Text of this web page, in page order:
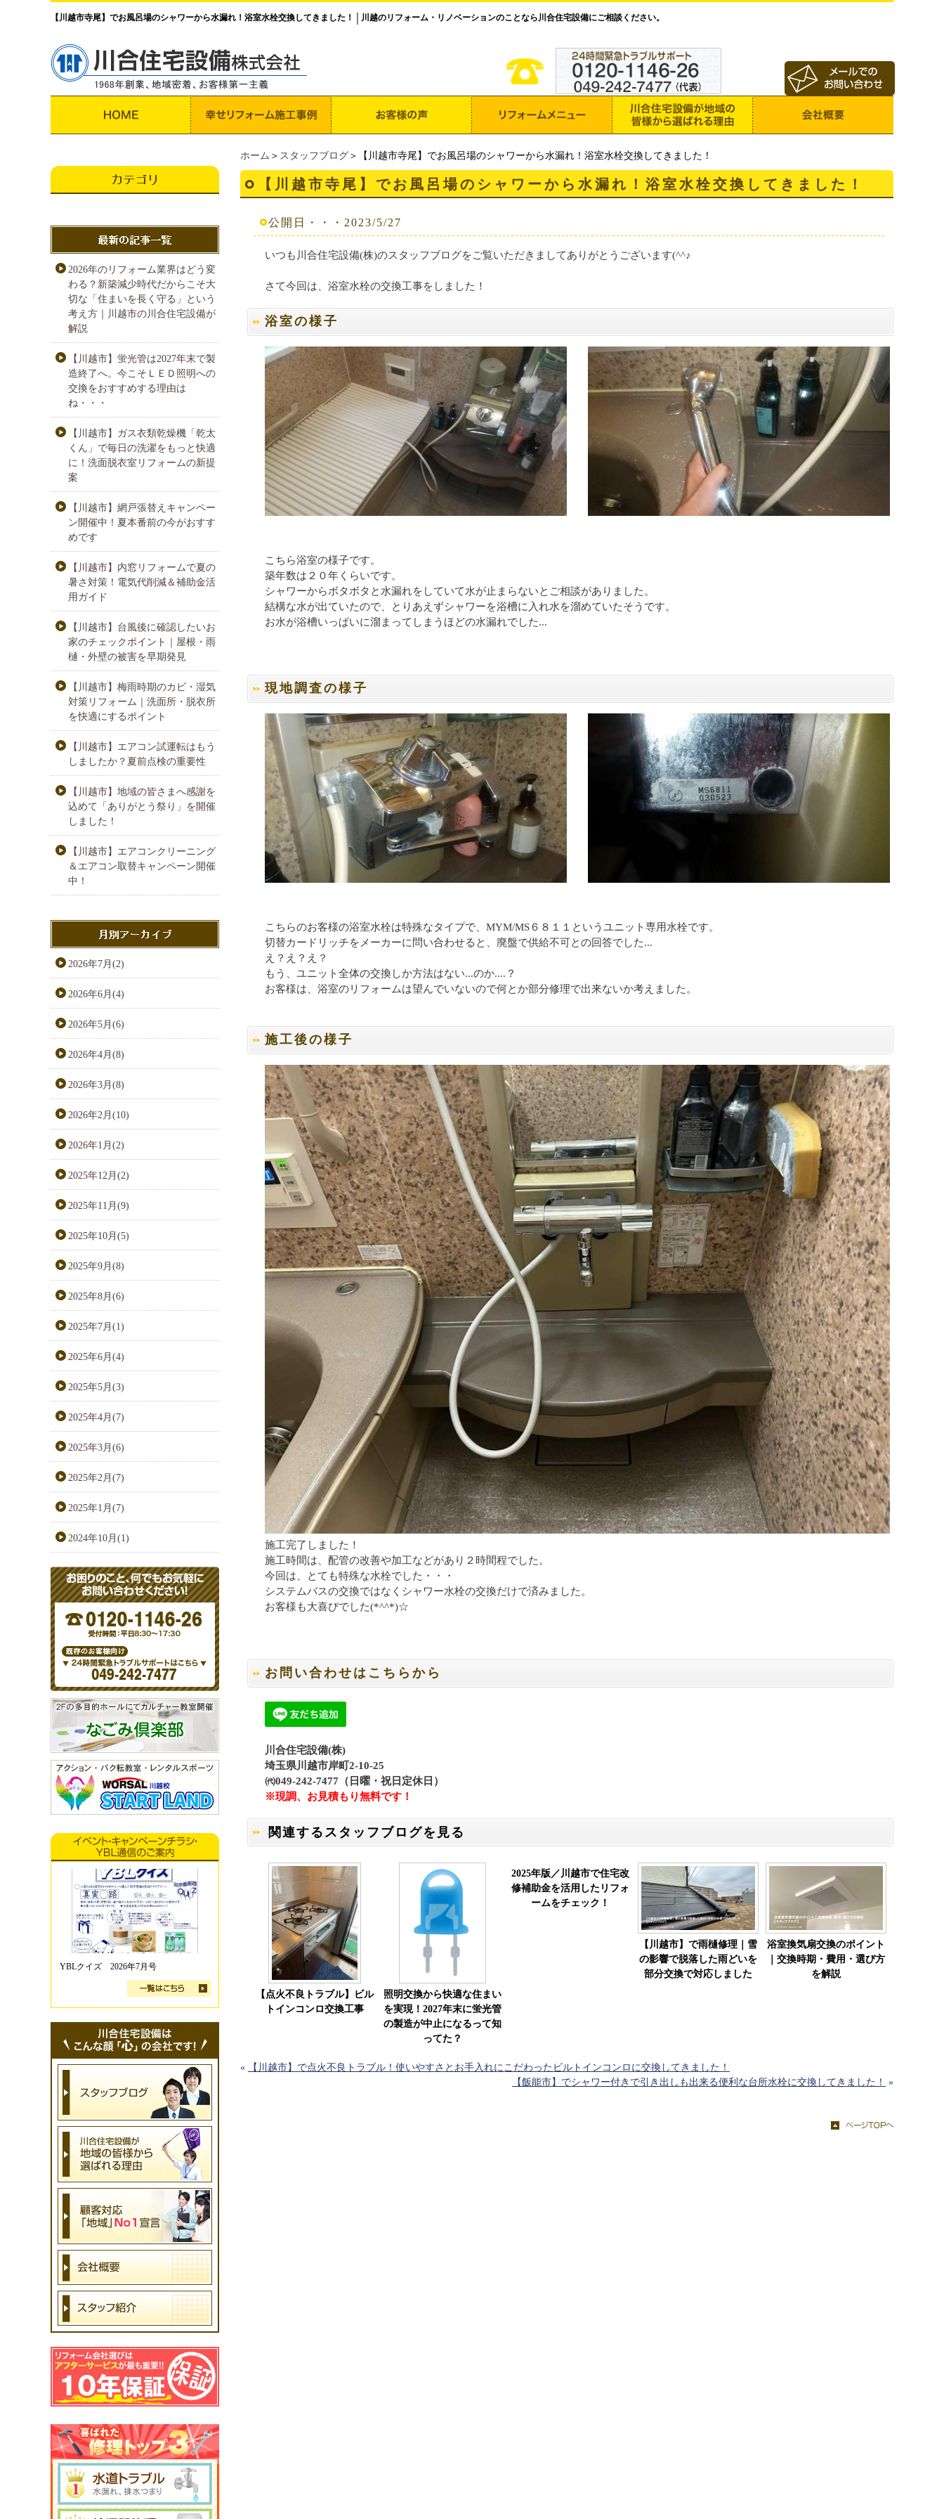
【川越市寺尾】でお風呂場のシャワーから水漏れ！浴室水栓交換してきました！ 川越のリフォーム・リノベーションのことなら川合住宅設備にご相談ください。
ホーム ＞ スタッフブログ ＞【川越市寺尾】でお風呂場のシャワーから水漏れ！浴室水栓交換してきました！
【川越市寺尾】でお風呂場のシャワーから水漏れ！浴室水栓交換してきました！
公開日・・・2023/5/27
いつも川合住宅設備(株)のスタッフブログをご覧いただきましてありがとうございます(^^♪
さて今回は、浴室水栓の交換工事をしました！
浴室の様子
こちら浴室の様子です。
築年数は２０年くらいです。
シャワーからボタボタと水漏れをしていて水が止まらないとご相談がありました。
結構な水が出ていたので、とりあえずシャワーを浴槽に入れ水を溜めていたそうです。
お水が浴槽いっぱいに溜まってしまうほどの水漏れでした...
現地調査の様子
こちらのお客様の浴室水栓は特殊なタイプで、MYM/MS６８１１というユニット専用水栓です。
切替カードリッチをメーカーに問い合わせると、廃盤で供給不可との回答でした...
え？え？え？
もう、ユニット全体の交換しか方法はない...のか....？
お客様は、浴室のリフォームは望んでいないので何とか部分修理で出来ないか考えました。
施工後の様子
施工完了しました！
施工時間は、配管の改善や加工などがあり２時間程でした。
今回は、とても特殊な水栓でした・・・
システムバスの交換ではなくシャワー水栓の交換だけで済みました。
お客様も大喜びでした(*^^*)☆
お問い合わせはこちらから
川合住宅設備(株)
埼玉県川越市岸町2-10-25
㈹049-242-7477（日曜・祝日定休日）
※現調、お見積もり無料です！
関連するスタッフブログを見る
【点火不良トラブル】ビル
トインコンロ交換工事
照明交換から快適な住まい
を実現！2027年末に蛍光管
の製造が中止になるって知
ってた？
2025年版／川越市で住宅改
修補助金を活用したリフォ
ームをチェック！
【川越市】で雨樋修理｜雪
の影響で脱落した雨どいを
部分交換で対応しました
浴室換気扇交換のポイント
｜交換時期・費用・選び方
を解説
«
【川越市】で点火不良トラブル！使いやすさとお手入れにこだわったビルトインコンロに交換してきました！
【飯能市】でシャワー付きで引き出しも出来る便利な台所水栓に交換してきました！
»
2026年のリフォーム業界はどう変
わる？新築減少時代だからこそ大
切な「住まいを長く守る」という
考え方｜川越市の川合住宅設備が
解説
【川越市】蛍光管は2027年末で製
造終了へ。今こそＬＥＤ照明への
交換をおすすめする理由は
ね・・・
【川越市】ガス衣類乾燥機「乾太
くん」で毎日の洗濯をもっと快適
に！洗面脱衣室リフォームの新提
案
【川越市】網戸張替えキャンペー
ン開催中！夏本番前の今がおすす
めです
【川越市】内窓リフォームで夏の
暑さ対策！電気代削減＆補助金活
用ガイド
【川越市】台風後に確認したいお
家のチェックポイント｜屋根・雨
樋・外壁の被害を早期発見
【川越市】梅雨時期のカビ・湿気
対策リフォーム｜洗面所・脱衣所
を快適にするポイント
【川越市】エアコン試運転はもう
しましたか？夏前点検の重要性
【川越市】地域の皆さまへ感謝を
込めて「ありがとう祭り」を開催
しました！
【川越市】エアコンクリーニング
＆エアコン取替キャンペーン開催
中！
2026年7月(2)
2026年6月(4)
2026年5月(6)
2026年4月(8)
2026年3月(8)
2026年2月(10)
2026年1月(2)
2025年12月(2)
2025年11月(9)
2025年10月(5)
2025年9月(8)
2025年8月(6)
2025年7月(1)
2025年6月(4)
2025年5月(3)
2025年4月(7)
2025年3月(6)
2025年2月(7)
2025年1月(7)
2024年10月(1)
YBLクイズ 2026年7月号